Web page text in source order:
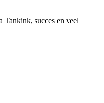
succes en veel